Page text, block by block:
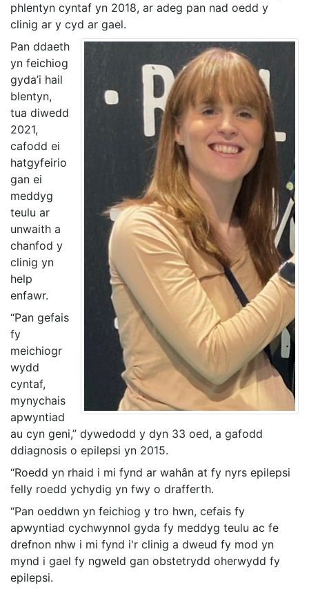
phlentyn cyntaf yn 2018, ar adeg pan nad oedd y
clinig ar y cyd ar gael.
Pan ddaeth
yn feichiog
gyda’i hail
blentyn,
tua diwedd
2021,
cafodd ei
hatgyfeirio
gan ei
meddyg
teulu ar
unwaith a
chanfod y
clinig yn
help
enfawr.
“Pan gefais
fy
meichiogr
wydd
cyntaf,
mynychais
apwyntiad
au cyn geni,” dywedodd y dyn 33 oed, a gafodd
ddiagnosis o epilepsi yn 2015.
“Roedd yn rhaid i mi fynd ar wahân at fy nyrs epilepsi
felly roedd ychydig yn fwy o drafferth.
“Pan oeddwn yn feichiog y tro hwn, cefais fy
apwyntiad cychwynnol gyda fy meddyg teulu ac fe
drefnon nhw i mi fynd i'r clinig a dweud fy mod yn
mynd i gael fy ngweld gan obstetrydd oherwydd fy
epilepsi.